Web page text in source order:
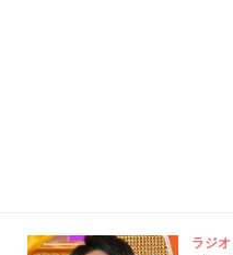
ラジオ